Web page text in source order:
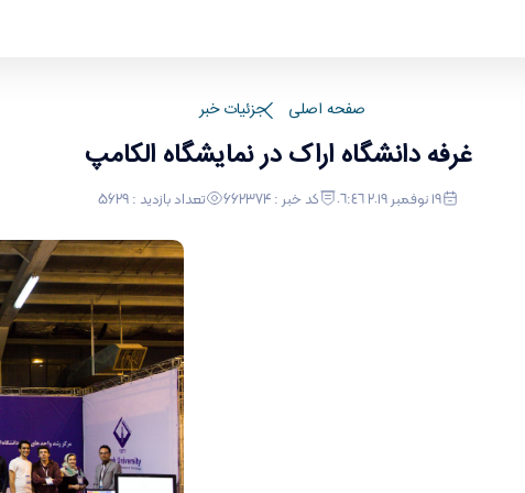
صفحه اصلی جزئیات خبر
غرفه دانشگاه اراک در نمایشگاه الکامپ
١٩ نوفمبر ٢٠١٩ ٠٦:٤٦ کد خبر : 662374 تعداد بازدید : 5629